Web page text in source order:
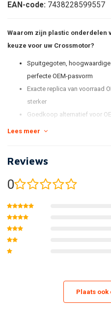
EAN-code: 7438228599557
Waarom zijn plastic onderdelen
keuze voor uw Crossmotor?
Spuitgegoten,
perfecte OEM-pasvorm
Exacte replica van voorraad
sterker
Goedkoop alternatief voor
Houd de kleur beter vast
Verpakt in een nieuwe en
verpakt
* De standaard MX Replica Plastic-
voorspatbord, een achterspatbord,
zijpanelen en radiatorscheppen /
afzonderlijke inhoud van de set of
lijst van de meegeleverde
Lees meer
Reviews
0
Plaats ook